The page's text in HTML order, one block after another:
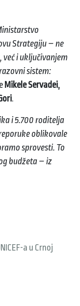
Strategiju – ne
i uključivanjem
sistem:
Mikele Servadei,
.
i 5.700 roditelja
oblikovale
sprovesti. To
budžeta – iz
a u Crnoj